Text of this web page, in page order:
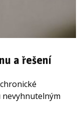
a řešení